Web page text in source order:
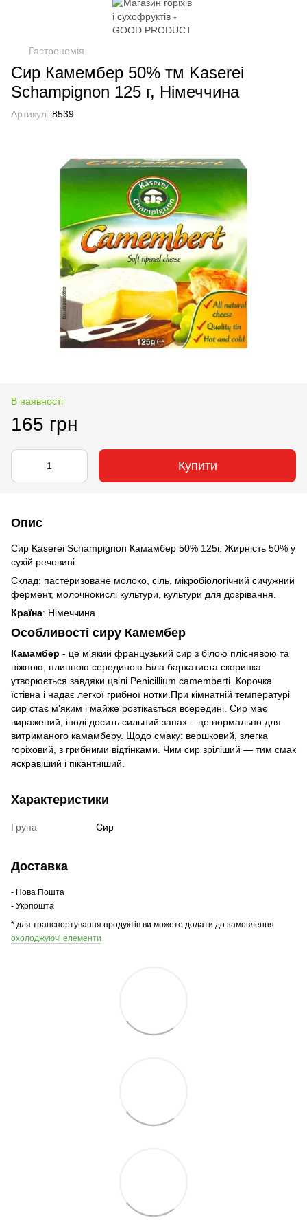
Гастрономія
Сир Камембер 50% тм Kaserei
Schampignon 125 г, Німеччина
Артикул: 8539
В наявності
165 грн
Купити
Опис
Сир Kaserei Schampignon Камамбер 50% 125г. Жирність 50% у
сухій речовині.
Склад: пастеризоване молоко, сіль, мікробіологічний сичужний
фермент, молочнокислі культури, культури для дозрівання.
Країна: Німеччина
Особливості сиру Камембер
Камамбер - це м'який французький сир з білою пліснявою та
ніжною, плинною серединою.Біла бархатиста скоринка
утворюється завдяки цвілі Penicillium camemberti. Корочка
їстівна і надає легкої грибної нотки.При кімнатній температурі
сир стає м'яким і майже розтікається всередині. Сир має
виражений, іноді досить сильний запах – це нормально для
витриманого камамберу. Щодо смаку: вершковий, злегка
горіховий, з грибними відтінками. Чим сир зріліший — тим смак
яскравіший і пікантніший.
Характеристики
Група Сир
Доставка
- Нова Пошта
- Укрпошта
* для транспортування продуктів ви можете додати до замовлення
охолоджуючі елементи